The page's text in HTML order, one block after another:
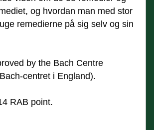
og hvordan man med stor
remedierne på sig selv og sin
by the Bach Centre
centret i England).
RAB point.